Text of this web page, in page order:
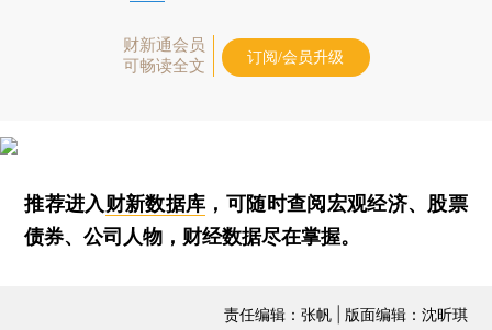
财新通会员
可畅读全文
订阅/会员升级
推荐进入财新数据库 ，可随时查阅宏观经济、股票
债券、公司人物，财经数据尽在掌握。
责任编辑：张帆 | 版面编辑：沈昕琪